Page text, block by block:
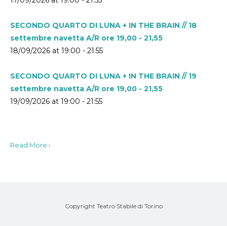
SECONDO QUARTO DI LUNA + IN THE BRAIN // 18
settembre navetta A/R ore 19,00 - 21,55
18/09/2026 at 19:00 - 21:55
SECONDO QUARTO DI LUNA + IN THE BRAIN // 19
settembre navetta A/R ore 19,00 - 21,55
19/09/2026 at 19:00 - 21:55
Read More ›
Copyright Teatro Stabile di Torino